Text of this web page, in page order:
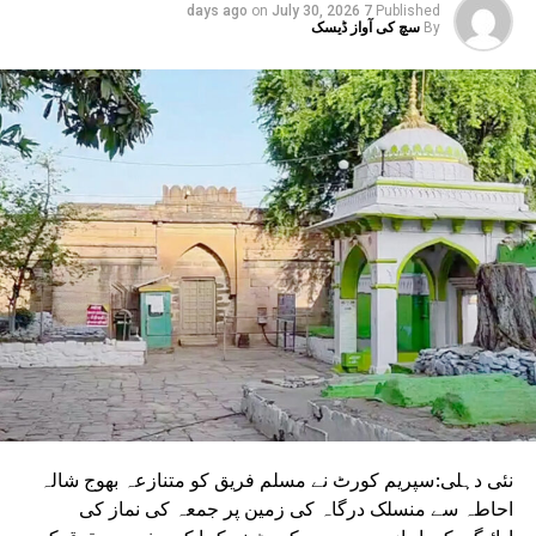
Published
7 days ago
on July 30, 2026
By سچ کی آواز ڈیسک
نئی دہلی:سپریم کورٹ نے مسلم فریق کو متنازعہ بھوج شالہ
احاطہ سے منسلک درگاہ کی زمین پر جمعہ کی نماز کی